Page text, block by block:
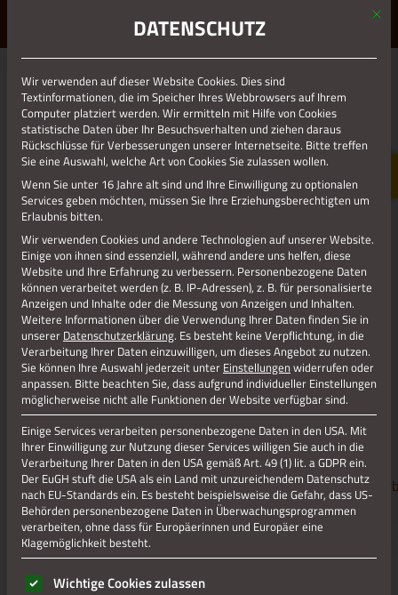
ERLEBE STOLBERG.ERLEBE DICH.
ORTSTEIL VICHT
Vicht – „Oss Veet“
Der Ortsteil Vichtliegt südlich des ursprünglichen
Stadtgebietes im oberen Vichttal von Stolberg und
gehörte bis 1972 zur eigenständigen Gemeinde Gressenich.
Jahrhunderte zuvor war das Dorf unter dem Namen „Feicht“
bekannt, ebenso der Bach. Ob der Ort nach dem Bach
benannt wurde oder umgekehrt, ist nicht bekannt.
Die Entwicklung des Ortes wurde entscheidend durch die
Reitmeister und deren Eisenhüttengewerbe (Reitwerke)
geprägt. Ideale Grundlagen
diesesEisenhüttengewerbeswaren zum einen der lokal
vorkommendeVichttaler Eisensteinzum anderen die
Wasserkraft desVichtbaches(zum Antrieb
vonHammerwerken,Blasebälgeu.Pochwerken), sowie die
waldreiche Umgebung zur Gewinnung von Kohlholz. Die
Flurnamen Henneswerk und Stollenwerk beweisen das
Vorhandensein solcher Reitwerke. Die bedeutendsten
Reitmeister waren die Hoeschs, die in Vicht die
ReitwerkeJunkershammer,Neuenhammerund
Aufgrund des florierenden Gewerbes wurden sogar die
Wohnhäuser aus Stein gebaut und demonstrierten den
bescheidenen Reichtum nach außen. Auch waren die
Steinhäuser wesentlich besser gegenüber dem permanenten
Funkenflug gewappnet.
Mit
DATENSCHUTZ
Wir verwenden auf dieser Website Cookies. Dies sind
Textinformationen, die im Speicher Ihres Webbrowsers auf Ihrem
Computer platziert werden. Wir ermitteln mit Hilfe von Cookies
statistische Daten über Ihr Besuchsverhalten und ziehen daraus
Rückschlüsse für Verbesserungen unserer Internetseite. Bitte treffen
Sie eine Auswahl, welche Art von Cookies Sie zulassen wollen.
Wenn Sie unter 16 Jahre alt sind und Ihre Einwilligung zu optionalen
Services geben möchten, müssen Sie Ihre Erziehungsberechtigten um
Erlaubnis bitten.
Wir verwenden Cookies und andere Technologien auf unserer Website.
Einige von ihnen sind essenziell, während andere uns helfen, diese
Website und Ihre Erfahrung zu verbessern. Personenbezogene Daten
können verarbeitet werden (z. B. IP-Adressen), z. B. für personalisierte
Anzeigen und Inhalte oder die Messung von Anzeigen und Inhalten.
Weitere Informationen über die Verwendung Ihrer Daten finden Sie in
unserer Datenschutzerklärung. Es besteht keine Verpflichtung, in die
Verarbeitung Ihrer Daten einzuwilligen, um dieses Angebot zu nutzen.
Sie können Ihre Auswahl jederzeit unter Einstellungen widerrufen oder
anpassen. Bitte beachten Sie, dass aufgrund individueller Einstellungen
möglicherweise nicht alle Funktionen der Website verfügbar sind.
Einige Services verarbeiten personenbezogene Daten in den USA. Mit
Ihrer Einwilligung zur Nutzung dieser Services willigen Sie auch in die
Verarbeitung Ihrer Daten in den USA gemäß Art. 49 (1) lit. a GDPR ein.
Der EuGH stuft die USA als ein Land mit unzureichendem Datenschutz
nach EU-Standards ein. Es besteht beispielsweise die Gefahr, dass US-
Behörden personenbezogene Daten in Überwachungsprogrammen
verarbeiten, ohne dass für Europäerinnen und Europäer eine
Klagemöglichkeit besteht.
Es folgt eine Liste der Service-Gruppen, für die eine
Wichtige Cookies zulassen